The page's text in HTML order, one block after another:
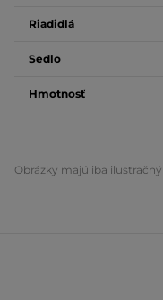
Riadidlá
Sedlo
Hmotnosť
Obrázky majú iba